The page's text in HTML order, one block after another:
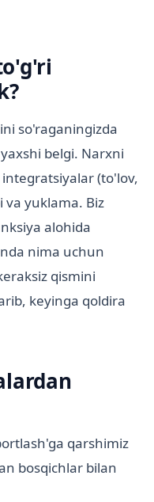
so'raganingizda
belgi. Narxni
(to'lov,
va yuklama. Biz
alohida
nima uchun
qismini
keyinga qoldira
qarshimiz
bosqichlar bilan